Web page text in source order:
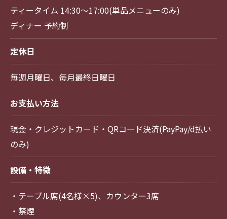
ティータイム 14:30～17:00(単品メニューのみ)
ディナー 予約制
定休日
毎週月曜日、毎月最終日曜日
お支払い方法
現金・クレジットカード・QRコード決済(PayPay/d払い
のみ)
設備・特徴
・テーブル席(4名様×5)、カウンター3席
・禁煙